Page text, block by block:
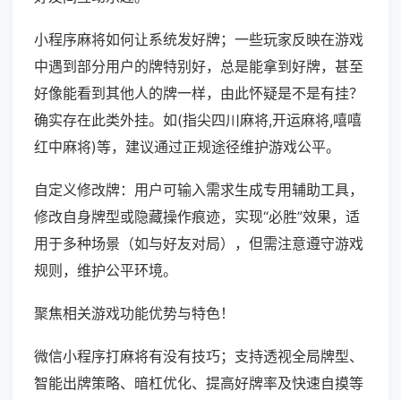
小程序麻将如何让系统发好牌；一些玩家反映在游戏
中遇到部分用户的牌特别好，总是能拿到好牌，甚至
好像能看到其他人的牌一样，由此怀疑是不是有挂？
确实存在此类外挂。如(指尖四川麻将,开运麻将,嘻嘻
红中麻将)等，建议通过正规途径维护游戏公平。
自定义修改牌：用户可输入需求生成专用辅助工具，
修改自身牌型或隐藏操作痕迹，实现“必胜”效果，适
用于多种场景（如与好友对局），但需注意遵守游戏
规则，维护公平环境。
聚焦相关游戏功能优势与特色！
微信小程序打麻将有没有技巧；支持透视全局牌型、
智能出牌策略、暗杠优化、提高好牌率及快速自摸等